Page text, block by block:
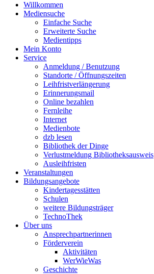
Willkommen
Mediensuche
Einfache Suche
Erweiterte Suche
Medientipps
Mein Konto
Service
Anmeldung / Benutzung
Standorte / Öffnungszeiten
Leihfristverlängerung
Erinnerungsmail
Online bezahlen
Fernleihe
Internet
Medienbote
dzb lesen
Bibliothek der Dinge
Verlustmeldung Bibliotheksausweis
Ausleihfristen
Veranstaltungen
Bildungsangebote
Kindertagesstätten
Schulen
weitere Bildungsträger
TechnoThek
Über uns
Ansprechpartnerinnen
Förderverein
Aktivitäten
WerWieWas
Geschichte